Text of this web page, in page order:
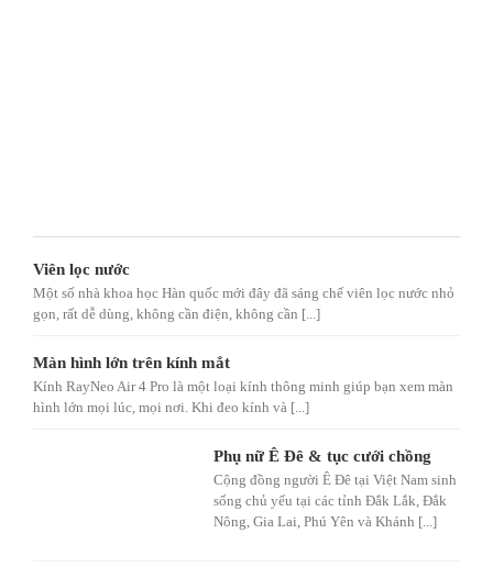
Viên lọc nước
Một số nhà khoa học Hàn quốc mới đây đã sáng chế viên lọc nước nhỏ
gọn, rất dễ dùng, không cần điện, không cần [...]
Màn hình lớn trên kính mắt
Kính RayNeo Air 4 Pro là một loại kính thông minh giúp bạn xem màn
hình lớn mọi lúc, mọi nơi. Khi đeo kính và [...]
Phụ nữ Ê Đê & tục cưới chồng
Cộng đồng người Ê Đê tại Việt Nam sinh
sống chủ yếu tại các tỉnh Đắk Lắk, Đắk
Nông, Gia Lai, Phú Yên và Khánh [...]